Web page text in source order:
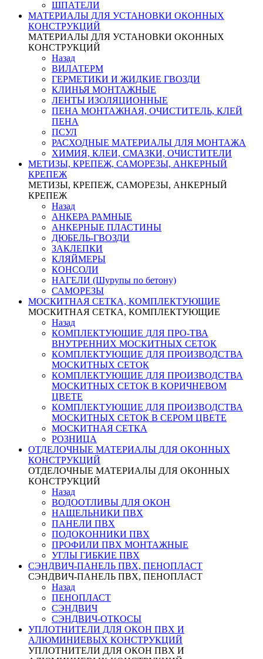
ШПАТЕЛИ
МАТЕРИАЛЫ ДЛЯ УСТАНОВКИ ОКОННЫХ
КОНСТРУКЦИЙ
МАТЕРИАЛЫ ДЛЯ УСТАНОВКИ ОКОННЫХ
КОНСТРУКЦИЙ
Назад
ВИЛАТЕРМ
ГЕРМЕТИКИ И ЖИДКИЕ ГВОЗДИ
КЛИНЬЯ МОНТАЖНЫЕ
ЛЕНТЫ ИЗОЛЯЦИОННЫЕ
ПЕНА МОНТАЖНАЯ, ОЧИСТИТЕЛЬ, КЛЕЙ
ПЕНА
ПСУЛ
РАСХОДНЫЕ МАТЕРИАЛЫ ДЛЯ МОНТАЖА
ХИМИЯ, КЛЕИ, СМАЗКИ, ОЧИСТИТЕЛИ
МЕТИЗЫ, КРЕПЕЖ, САМОРЕЗЫ, АНКЕРНЫЙ
КРЕПЕЖ
МЕТИЗЫ, КРЕПЕЖ, САМОРЕЗЫ, АНКЕРНЫЙ
КРЕПЕЖ
Назад
АНКЕРА РАМНЫЕ
АНКЕРНЫЕ ПЛАСТИНЫ
ДЮБЕЛЬ-ГВОЗДИ
ЗАКЛЕПКИ
КЛЯЙМЕРЫ
КОНСОЛИ
НАГЕЛИ (Шурупы по бетону)
САМОРЕЗЫ
МОСКИТНАЯ СЕТКА, КОМПЛЕКТУЮЩИЕ
МОСКИТНАЯ СЕТКА, КОМПЛЕКТУЮЩИЕ
Назад
КОМПЛЕКТУЮЩИЕ ДЛЯ ПРО-ТВА
ВНУТРЕННИХ МОСКИТНЫХ СЕТОК
КОМПЛЕКТУЮЩИЕ ДЛЯ ПРОИЗВОДСТВА
МОСКИТНЫХ СЕТОК
КОМПЛЕКТУЮЩИЕ ДЛЯ ПРОИЗВОДСТВА
МОСКИТНЫХ СЕТОК В КОРИЧНЕВОМ
ЦВЕТЕ
КОМПЛЕКТУЮЩИЕ ДЛЯ ПРОИЗВОДСТВА
МОСКИТНЫХ СЕТОК В СЕРОМ ЦВЕТЕ
МОСКИТНАЯ СЕТКА
РОЗНИЦА
ОТДЕЛОЧНЫЕ МАТЕРИАЛЫ ДЛЯ ОКОННЫХ
КОНСТРУКЦИЙ
ОТДЕЛОЧНЫЕ МАТЕРИАЛЫ ДЛЯ ОКОННЫХ
КОНСТРУКЦИЙ
Назад
ВОДООТЛИВЫ ДЛЯ ОКОН
НАЩЕЛЬНИКИ ПВХ
ПАНЕЛИ ПВХ
ПОДОКОННИКИ ПВХ
ПРОФИЛИ ПВХ МОНТАЖНЫЕ
УГЛЫ ГИБКИЕ ПВХ
СЭНДВИЧ-ПАНЕЛЬ ПВХ, ПЕНОПЛАСТ
СЭНДВИЧ-ПАНЕЛЬ ПВХ, ПЕНОПЛАСТ
Назад
ПЕНОПЛАСТ
СЭНДВИЧ
СЭНДВИЧ-ОТКОСЫ
УПЛОТНИТЕЛИ ДЛЯ ОКОН ПВХ И
АЛЮМИНИЕВЫХ КОНСТРУКЦИЙ
УПЛОТНИТЕЛИ ДЛЯ ОКОН ПВХ И